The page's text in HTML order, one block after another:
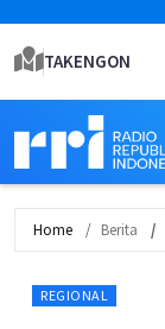
TAKENGON
Home Berita
REGIONAL